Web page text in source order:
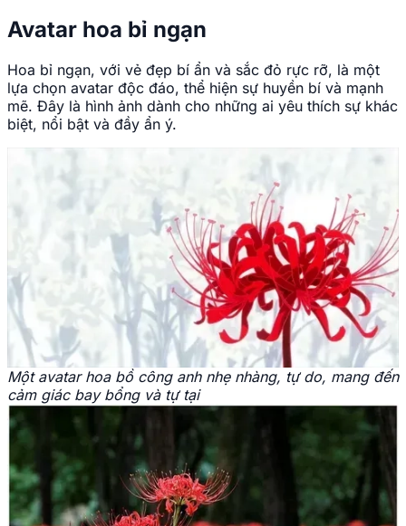
Avatar hoa bỉ ngạn
Hoa bỉ ngạn, với vẻ đẹp bí ẩn và sắc đỏ rực rỡ, là một
lựa chọn avatar độc đáo, thể hiện sự huyền bí và mạnh
mẽ. Đây là hình ảnh dành cho những ai yêu thích sự khác
biệt, nổi bật và đầy ẩn ý.
Một avatar hoa bồ công anh nhẹ nhàng, tự do, mang đến
cảm giác bay bổng và tự tại